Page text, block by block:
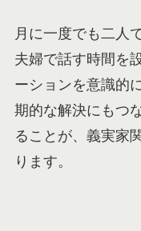
月に一度でも二人
夫婦で話す時間を
ーションを意識的
期的な解決にもつ
ることが、義実家
ります。